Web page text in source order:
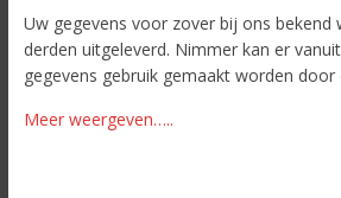
Uw gegevens voor zover bij ons bekend
derden uitgeleverd. Nimmer kan er
gegevens gebruik gemaakt worden door
Meer weergeven…..